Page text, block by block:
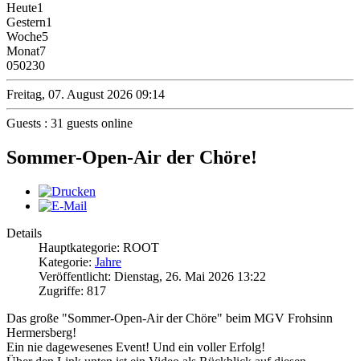
Heute1
Gestern1
Woche5
Monat7
050230
Freitag, 07. August 2026 09:14
Guests : 31 guests online
Sommer-Open-Air der Chöre!
Details
Hauptkategorie: ROOT
Kategorie: Jahre
Veröffentlicht: Dienstag, 26. Mai 2026 13:22
Zugriffe: 817
Das große "Sommer-Open-Air der Chöre" beim MGV Frohsinn
Hermersberg!
Ein nie dagewesenes Event! Und ein voller Erfolg!